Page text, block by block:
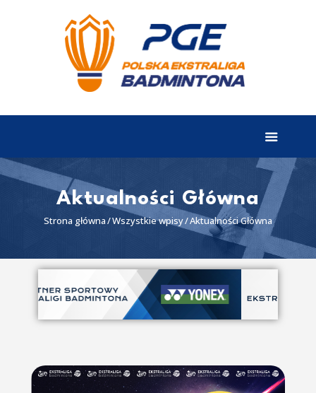
Aktualności Główna
Strona główna Wszystkie wpisy Aktualności Główna
EKSTRALIGA
Aktualności
Tabela
Wyniki
Terminarz
I liga
II liga